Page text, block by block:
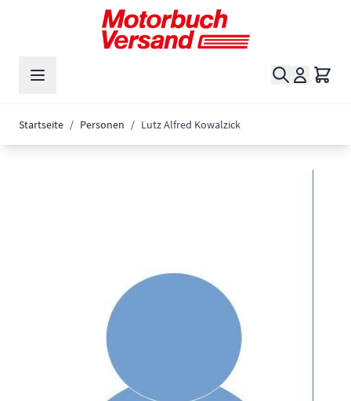
Zum Inhalt springen
Suche
Startseite / Personen / Lutz Alfred Kowalzick